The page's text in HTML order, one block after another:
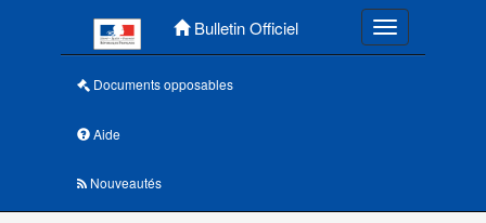
Bulletin Officiel Toggle
Documents opposables
Aide
Nouveautés